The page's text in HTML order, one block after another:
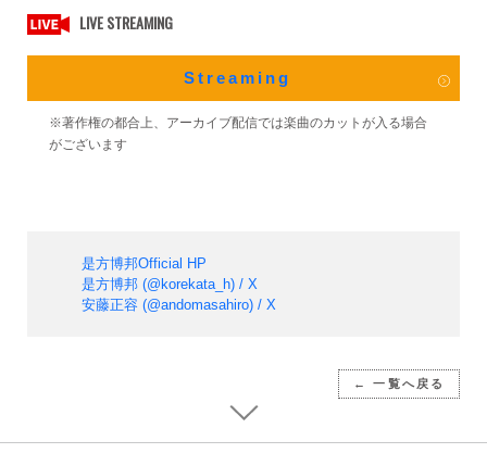
LIVE STREAMING
Streaming
※著作権の都合上、アーカイブ配信では楽曲のカットが入る場合
がございます
是方博邦Official HP
是方博邦 (@korekata_h) / X
安藤正容 (@andomasahiro) / X
← 一覧へ戻る